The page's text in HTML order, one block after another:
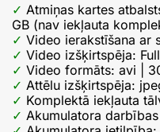
Atmiņas kartes
GB (nav iekļauta
Video ierakstīšana ar
Video izšķirtspēja:
Video formāts: avi |
Attēlu izšķirtspēja:
Komplektā iekļauta
Akumulatora